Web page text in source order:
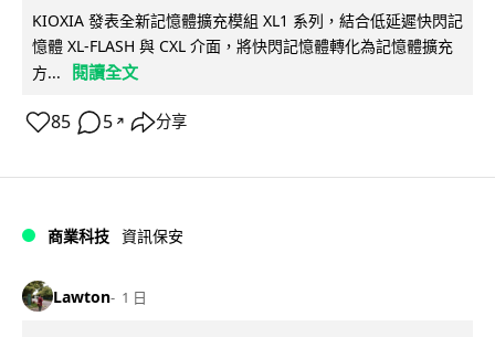
KIOXIA 發表全新記憶體擴充模組 XL1 系列，結合低延遲快閃記
憶體 XL-FLASH 與 CXL 介面，將快閃記憶體轉化為記憶體擴充
方...
閱讀全文
85 5 ↗ 分享
商業科技 資訊保安
Lawton 1 日